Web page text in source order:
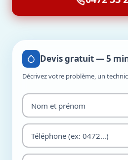
Devis gratuit — 5
Décrivez votre problème, un